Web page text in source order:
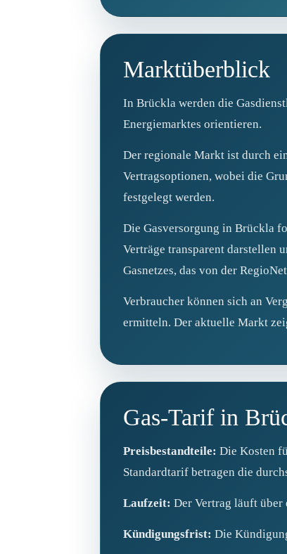
Marktüberblick
In Brückla werden die
Energiemarktes orientieren.
Der regionale Markt ist durch
Vertragsoptionen, wobei die
festgelegt werden.
Die Gasversorgung in Brückla
Verträge transparent darstellen
Gasnetzes, das von der
Verbraucher können sich an
ermitteln. Der aktuelle Markt
Gas-Tarif in
Preisbestandteile: Die Kosten
Standardtarif betragen die
Laufzeit: Der Vertrag läuft
Kündigungsfrist: Die